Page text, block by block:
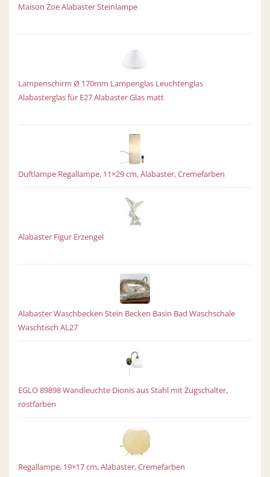
Maison Zoe Alabaster Steinlampe
Lampenschirm Ø 170mm Lampenglas Leuchtenglas
Alabasterglas für E27 Alabaster Glas matt
Duftlampe Regallampe, 11×29 cm, Alabaster, Cremefarben
Alabaster Figur Erzengel
Alabaster Waschbecken Stein Becken Basin Bad Waschschale
Waschtisch AL27
EGLO 89898 Wandleuchte Dionis aus Stahl mit Zugschalter,
rostfarben
Regallampe, 19×17 cm, Alabaster, Cremefarben